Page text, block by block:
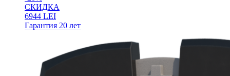
СКИДКА
6944 LEI
Гарантия 20 лет